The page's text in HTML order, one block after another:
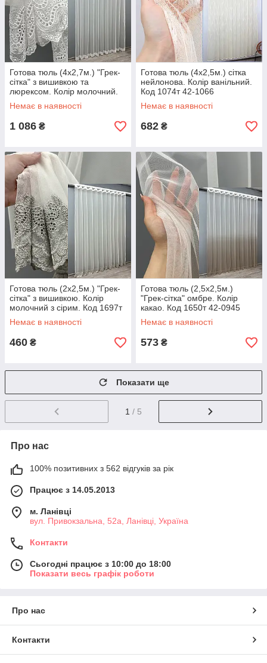
Готова тюль (4х2,7м.) "Грек-
сітка" з вишивкою та
люрексом. Колір молочний.
Код 1827т 42-1082
Немає в наявності
1 086 ₴
Готова тюль (4х2,5м.) сітка
нейлонова. Колір ванільний.
Код 1074т 42-1066
Немає в наявності
682 ₴
Готова тюль (2х2,5м.) "Грек-
сітка" з вишивкою. Колір
молочний з сірим. Код 1697т
42-0982
Немає в наявності
460 ₴
Готова тюль (2,5х2,5м.)
"Грек-сітка" омбре. Колір
какао. Код 1650т 42-0945
Немає в наявності
573 ₴
Показати ще
1 / 5
Про нас
100% позитивних з 562 відгуків за рік
Працює з 14.05.2013
м. Ланівці
вул. Привокзальна, 52а, Ланівці, Україна
Контакти
Сьогодні працює з 10:00 до 18:00
Показати весь графік роботи
Про нас
Контакти